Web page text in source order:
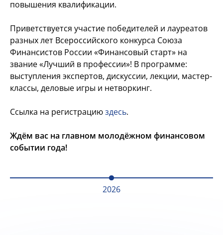
повышения квалификации.
Приветствуется участие победителей и лауреатов
разных лет Всероссийского конкурса Союза
Финансистов России «Финансовый старт» на
звание «Лучший в профессии»! В программе:
выступления экспертов, дискуссии, лекции, мастер-
классы, деловые игры и нетворкинг.
Ссылка на регистрациюздесь.
Ждём вас на главном молодёжном финансовом
событии года!
2026